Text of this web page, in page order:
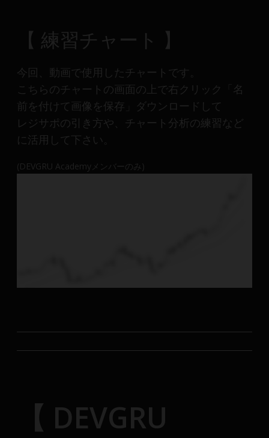
【 練習チャート 】
今回、動画で使用したチャートです。
こちらのチャートの画面の上で右クリック「名
前を付けて画像を保存」ダウンロードして
レジサポの引き方や、チャート分析の練習など
に活用して下さい。
(DEVGRU Academyメンバーのみ)
【 DEVGRU